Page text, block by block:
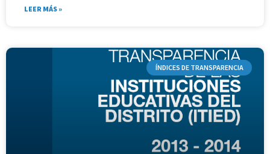
LEER MÁS »
ÍNDICES DE TRANSPARENCIA